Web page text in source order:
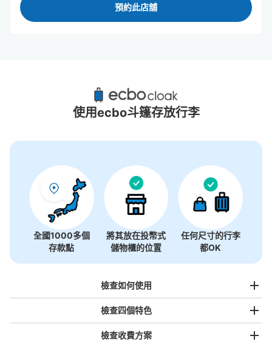
預約此店舖
葛西臨海公園附近推薦的寄物櫃
4個投幣式置物櫃
使用ecbo斗篷存放行李
全國1000多個
存款點
將其放在投幣式
儲物櫃的位置
任何尺寸的行李
都OK
檢查如何使用
檢查四個特色
檢查收費方案